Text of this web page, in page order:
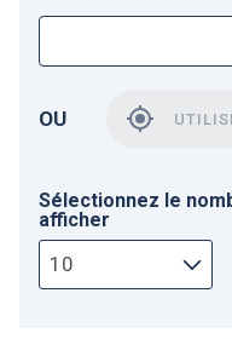
OU
Sélectionnez le
afficher